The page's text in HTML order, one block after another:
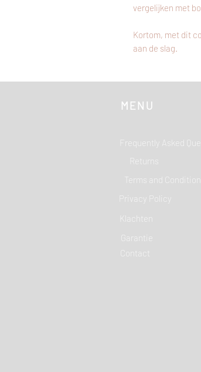
vergelijken met
Kortom, met dit
aan de slag.
MENU
Frequently Asked
Returns
Terms and
Klachten
Garantie
Contact